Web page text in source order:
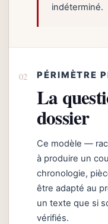
indéterminé.
PÉRIMÈTRE
La
dossier
Ce modèle —
à produire un
chronologie,
être adapté au
un texte que si
vérifiés.